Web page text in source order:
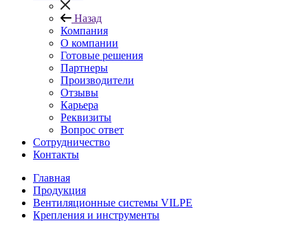
Назад
Компания
О компании
Готовые решения
Партнеры
Производители
Отзывы
Карьера
Реквизиты
Вопрос ответ
Сотрудничество
Контакты
Главная
Продукция
Вентиляционные системы VILPE
Крепления и инструменты